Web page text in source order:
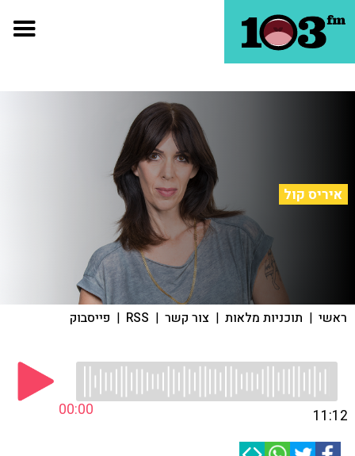
איריס קול
ראשי | תוכניות מלאות | צור קשר |
RSS
| פייסבוק
00:00 11:12